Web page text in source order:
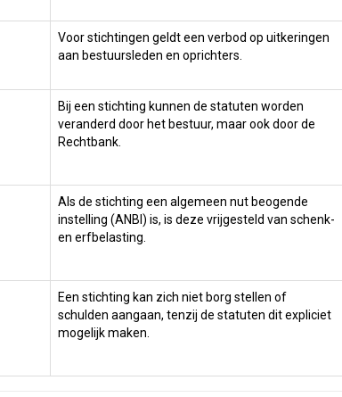
Voor stichtingen geldt een verbod op uitkeringen
aan bestuursleden en oprichters.
Bij een stichting kunnen de statuten worden
veranderd door het bestuur, maar ook door de
Rechtbank.
Als de stichting een algemeen nut beogende
instelling (ANBI) is, is deze vrijgesteld van schenk-
en erfbelasting.
Een stichting kan zich niet borg stellen of
schulden aangaan, tenzij de statuten dit expliciet
mogelijk maken.